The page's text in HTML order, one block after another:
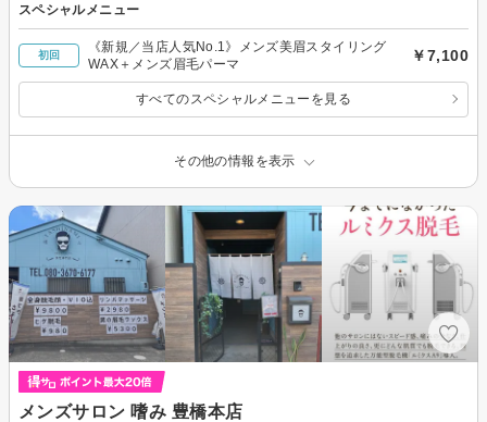
スペシャルメニュー
初回
《新規／当店人気No.1》メンズ美眉スタイリング
WAX＋メンズ眉毛パーマ
￥7,100
すべてのスペシャルメニューを見る
その他の情報を表示
メンズサロン 嗜み 豊橋本店